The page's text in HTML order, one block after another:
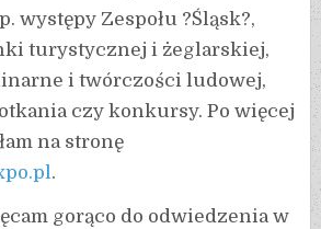
występy Zespołu ?Śląsk?,
turystycznej i żeglarskiej,
i twórczości ludowej,
czy konkursy. Po więcej
na stronę
.
gorąco do odwiedzenia w